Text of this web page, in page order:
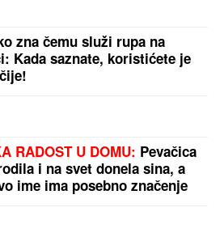
zna čemu služi rupa na
Kada saznate, koristićete je
RADOST U DOMU: Pevačica
i na svet donela sina, a
ime ima posebno značenje